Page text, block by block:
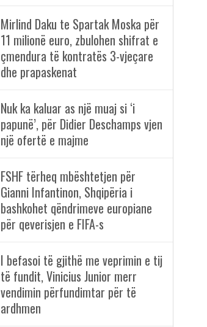
Mirlind Daku te Spartak Moska për
11 milionë euro, zbulohen shifrat e
çmendura të kontratës 3-vjeçare
dhe prapaskenat
Nuk ka kaluar as një muaj si ‘i
papunë’, për Didier Deschamps vjen
një ofertë e majme
FSHF tërheq mbështetjen për
Gianni Infantinon, Shqipëria i
bashkohet qëndrimeve europiane
për qeverisjen e FIFA-s
I befasoi të gjithë me veprimin e tij
të fundit, Vinicius Junior merr
vendimin përfundimtar për të
ardhmen